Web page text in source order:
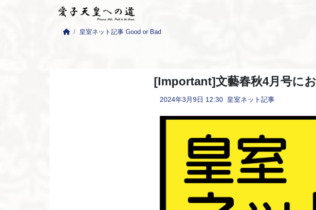
皇室ネット記事 Good or Bad
[Important]文藝春秋4月号に
2024年3月9日 12:30 皇室ネット記事